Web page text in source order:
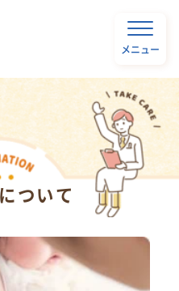
メニュー
ついて